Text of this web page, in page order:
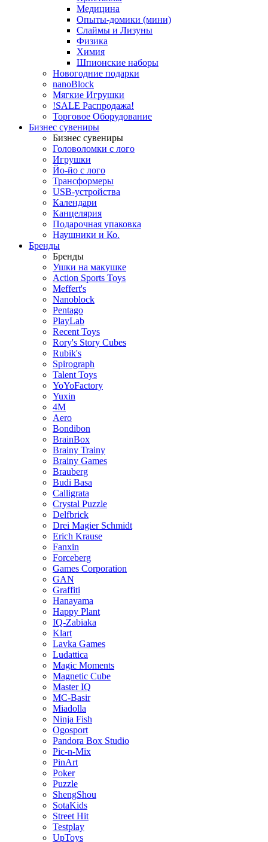
Медицина
Опыты-домики (мини)
Слаймы и Лизуны
Физика
Химия
Шпионские наборы
Новогодние подарки
nanoBlock
Мягкие Игрушки
!SALE Распродажа!
Торговое Оборудование
Бизнес сувениры
Бизнес сувениры
Головоломки с лого
Игрушки
Йо-йо с лого
Трансформеры
USB-устройства
Календари
Канцелярия
Подарочная упаковка
Наушники и Ко.
Бренды
Бренды
Ушки на макушке
Action Sports Toys
Meffert's
Nanoblock
Pentago
PlayLab
Recent Toys
Rory's Story Cubes
Rubik's
Spirograph
Talent Toys
YoYoFactory
Yuxin
4M
Aero
Bondibon
BrainBox
Brainy Trainy
Brainy Games
Brauberg
Budi Basa
Calligrata
Crystal Puzzle
Delfbrick
Drei Magier Schmidt
Erich Krause
Fanxin
Forceberg
Games Corporation
GAN
Graffiti
Hanayama
Happy Plant
IQ-Zabiaka
Klart
Lavka Games
Ludattica
Magic Moments
Magnetic Cube
Master IQ
MC-Basir
Miadolla
Ninja Fish
Ogosport
Pandora Box Studio
Pic-n-Mix
PinArt
Poker
Puzzle
ShengShou
SotaKids
Street Hit
Testplay
UpToys